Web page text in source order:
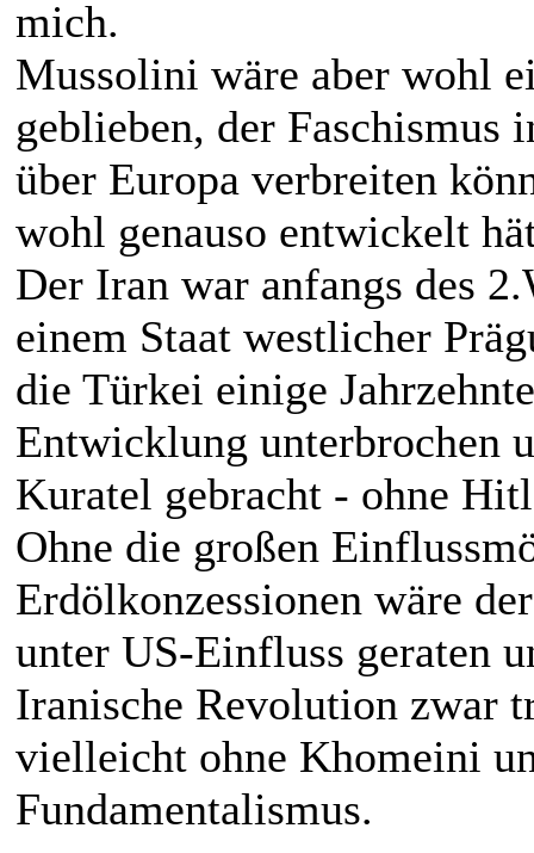
mich.
Mussolini wäre aber wohl
geblieben, der Faschismus
über Europa verbreiten
wohl genauso entwickelt
Der Iran war anfangs des
einem Staat westlicher
die Türkei einige
Entwicklung unterbrochen
Kuratel gebracht - ohne
Ohne die großen
Erdölkonzessionen wäre
unter US-Einfluss geraten
Iranische Revolution zwar
vielleicht ohne Khomeini
Fundamentalismus.